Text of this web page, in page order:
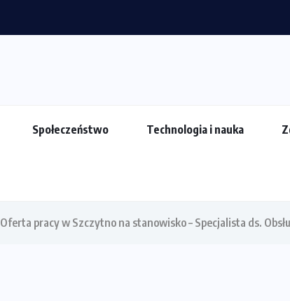
Społeczeństwo Technologia i nauka
Oferta pracy w Szczytno na stanowisko – Specjalista ds.